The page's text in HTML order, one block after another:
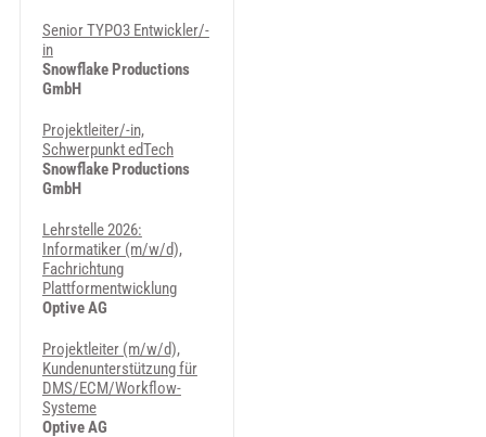
Senior TYPO3 Entwickler/-
in
Snowflake Productions
GmbH
Projektleiter/-in,
Schwerpunkt edTech
Snowflake Productions
GmbH
Lehrstelle 2026:
Informatiker (m/w/d),
Fachrichtung
Plattformentwicklung
Optive AG
Projektleiter (m/w/d),
Kundenunterstützung für
DMS/ECM/Workflow-
Systeme
Optive AG